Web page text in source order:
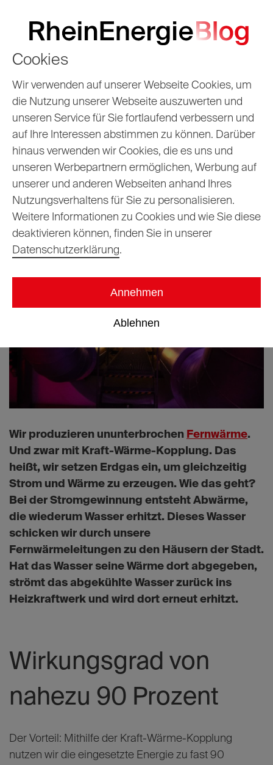
Cookies
Wir verwenden auf unserer Webseite Cookies, um
die Nutzung unserer Webseite auszuwerten und
unseren Service für Sie fortlaufend verbessern und
auf Ihre Interessen abstimmen zu können. Darüber
hinaus verwenden wir Cookies, die es uns und
unseren Werbepartnern ermöglichen, Werbung auf
unserer und anderen Webseiten anhand Ihres
Nutzungsverhaltens für Sie zu personalisieren.
Weitere Informationen zu Cookies und wie Sie diese
deaktivieren können, finden Sie in unserer
Datenschutzerklärung.
Annehmen
Ablehnen
Ununterbrochene
Fernwärme,
besonders im
Winter
17.01.2024 Jennifer
Wir produzieren ununterbrochen Fernwärme.
Und zwar mit Kraft-Wärme-Kopplung. Das
heißt, wir setzen Erdgas ein, um gleichzeitig
Strom und Wärme zu erzeugen. Wie das geht?
Bei der Stromgewinnung entsteht Abwärme,
die wiederum Wasser erhitzt. Dieses Wasser
schicken wir durch unsere
Fernwärmeleitungen zu den Häusern der Stadt.
Hat das Wasser seine Wärme dort abgegeben,
strömt das abgekühlte Wasser zurück ins
Heizkraftwerk und wird dort erneut erhitzt.
Wirkungsgrad von
nahezu 90 Prozent
Der Vorteil: Mithilfe der Kraft-Wärme-Kopplung
nutzen wir die eingesetzte Energie zu fast 90